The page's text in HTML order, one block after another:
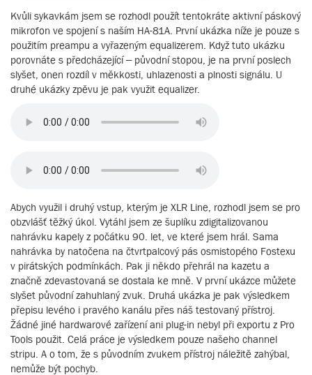
Kvůli sykavkám jsem se rozhodl použít tentokráte aktivní páskový
mikrofon ve spojení s naším HA-81A. První ukázka níže je pouze s
použitím preampu a vyřazeným equalizerem. Když tuto ukázku
porovnáte s předcházející – původní stopou, je na první poslech
slyšet, onen rozdíl v měkkosti, uhlazenosti a plnosti signálu. U
druhé ukázky zpěvu je pak využit equalizer.
Abych využil i druhý vstup, kterým je XLR Line, rozhodl jsem se pro
obzvlášť těžký úkol. Vytáhl jsem ze šuplíku zdigitalizovanou
nahrávku kapely z počátku 90. let, ve které jsem hrál. Sama
nahrávka by natočena na čtvrtpalcový pás osmistopého Fostexu
v pirátských podmínkách. Pak ji někdo přehrál na kazetu a
značně zdevastovaná se dostala ke mně. V první ukázce můžete
slyšet původní zahuhlaný zvuk. Druhá ukázka je pak výsledkem
přepisu levého i pravého kanálu přes náš testovaný přístroj.
Žádné jiné hardwarové zařízení ani plug-in nebyl při exportu z Pro
Tools použit. Celá práce je výsledkem pouze našeho channel
stripu. A o tom, že s původním zvukem přístroj náležitě zahýbal,
nemůže být pochyb.